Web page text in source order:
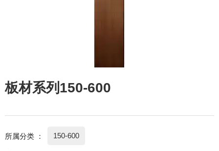
板材系列150-600
所属分类 ： 150-600